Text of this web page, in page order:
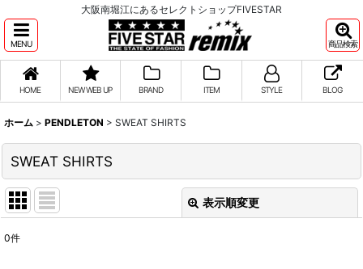
大阪南堀江にあるセレクトショップFIVESTAR
MENU 商品検索
HOME NEW WEB UP BRAND ITEM STYLE BLOG
ホーム > PENDLETON > SWEAT SHIRTS
SWEAT SHIRTS
表示順変更
0件